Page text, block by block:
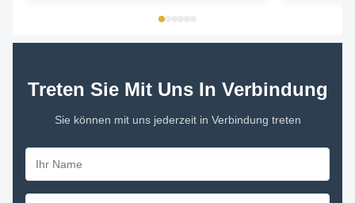
Treten Sie Mit Uns In Verbindung
Sie können mit uns jederzeit in Verbindung treten